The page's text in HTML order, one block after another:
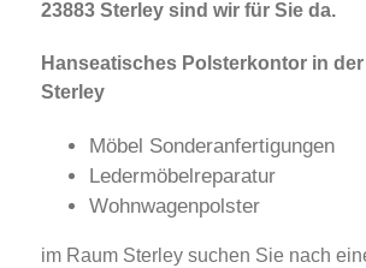
23883 Sterley sind wir für Sie da.
Hanseatisches Polsterkontor in
Sterley
Möbel Sonderanfertigungen
Ledermöbelreparatur
Wohnwagenpolster
im Raum Sterley suchen Sie nach